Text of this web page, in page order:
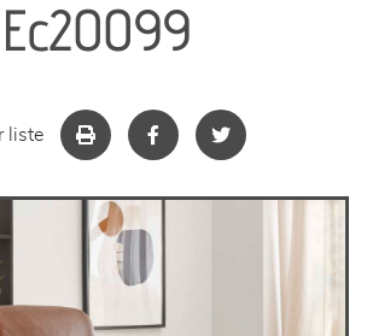
Ec20099
liste